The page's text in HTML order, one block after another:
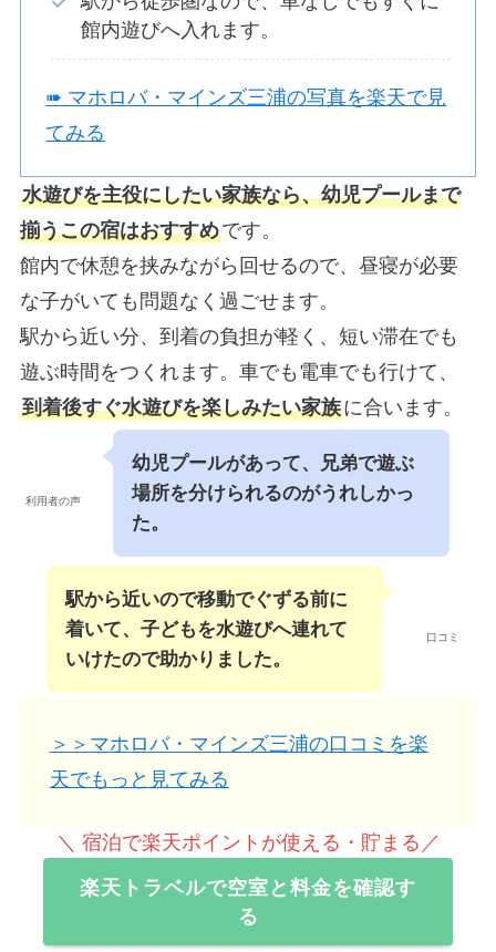
館内遊びへ入れます。
➠ マホロバ・マインズ三浦の写真を楽天で見
てみる
水遊びを主役にしたい家族なら、幼児プールまで
揃うこの宿はおすすめです。
館内で休憩を挟みながら回せるので、昼寝が必要
な子がいても問題なく過ごせます。
駅から近い分、到着の負担が軽く、短い滞在でも
遊ぶ時間をつくれます。車でも電車でも行けて、
到着後すぐ水遊びを楽しみたい家族に合います。
利用者の声
幼児プールがあって、兄弟で遊ぶ
場所を分けられるのがうれしかっ
た。
口コミ
駅から近いので移動でぐずる前に
着いて、子どもを水遊びへ連れて
いけたので助かりました。
＞＞マホロバ・マインズ三浦の口コミを楽
天でもっと見てみる
＼ 宿泊で楽天ポイントが使える・貯まる／
楽天トラベルで空室と料金を確認す
る